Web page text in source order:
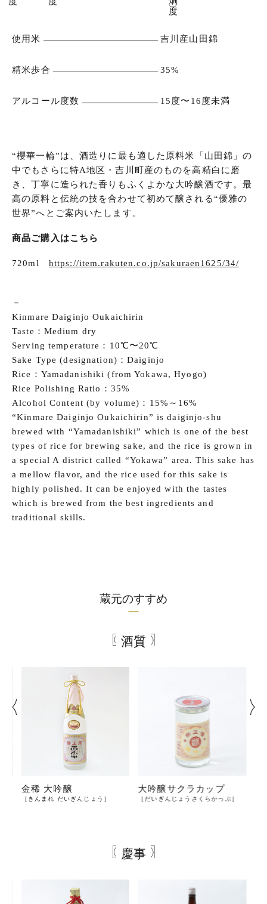
使用米 吉川産山田錦
精米歩合 35%
アルコール度数 15度〜16度未満
“櫻華一輪”は、酒造りに最も適した原料米「山田錦」の
中でもさらに特A地区・吉川町産のものを高精白に磨
き、丁寧に造られた香りもふくよかな大吟醸酒です。最
高の原料と伝統の技を合わせて初めて醸される“優雅の
世界”へとご案内いたします。
商品ご購入はこちら
720ml https://item.rakuten.co.jp/sakuraen1625/34/
－
Kinmare Daiginjo Oukaichirin
Taste：Medium dry
Serving temperature：10℃〜20℃
Sake Type (designation)：Daiginjo
Rice：Yamadanishiki (from Yokawa, Hyogo)
Rice Polishing Ratio：35%
Alcohol Content (by volume)：15%～16%
“Kinmare Daiginjo Oukaichirin” is daiginjo-shu
brewed with “Yamadanishiki” which is one of the best
types of rice for brewing sake, and the rice is grown in
a special A district called “Yokawa” area. This sake has
a mellow flavor, and the rice used for this sake is
highly polished. It can be enjoyed with the tastes
which is brewed from the best ingredients and
traditional skills.
蔵元のすすめ
酒質
金稀 大吟醸
［きんまれ だいぎんじょう］
大吟醸サクラカップ
［だいぎんじょうさくらかっぷ］
慶事